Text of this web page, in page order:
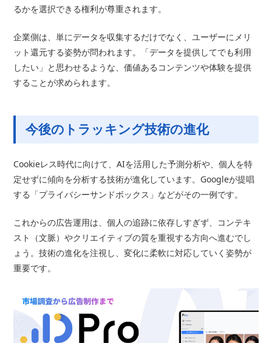
るかを選択できる権利が尊重されます。
企業側は、単にデータを収集するだけでなく、ユーザーにメリ
ット還元する姿勢が問われます。「データを提供してでも利用
したい」と思わせるような、価値あるコンテンツや体験を提供
することが求められます。
今後のトラッキング技術の進化
Cookieレス時代に向けて、AIを活用した予測分析や、個人を特
定せずに傾向を分析する技術が進化しています。Googleが提唱
する「プライバシーサンドボックス」などがその一例です。
これからの広告運用は、個人の追跡に依存しすぎず、コンテキ
スト（文脈）やクリエイティブの質を重視する方向へ進むでし
ょう。技術の進化を注視し、変化に柔軟に対応していく姿勢が
重要です。